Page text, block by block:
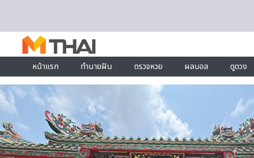
หน้าแรก ทำนายฝัน ตรวจหวย ผลบอล ดูดวง